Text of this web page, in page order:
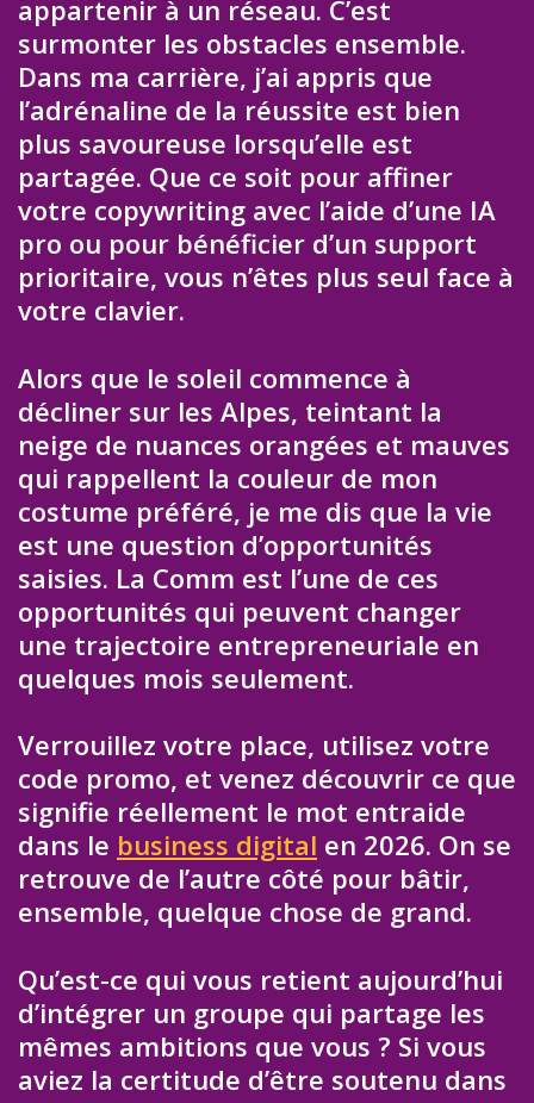
appartenir à un réseau. C’est
surmonter les obstacles ensemble.
Dans ma carrière, j’ai appris que
l’adrénaline de la réussite est bien
plus savoureuse lorsqu’elle est
partagée. Que ce soit pour affiner
votre copywriting avec l’aide d’une IA
pro ou pour bénéficier d’un support
prioritaire, vous n’êtes plus seul face à
votre clavier.
Alors que le soleil commence à
décliner sur les Alpes, teintant la
neige de nuances orangées et mauves
qui rappellent la couleur de mon
costume préféré, je me dis que la vie
est une question d’opportunités
saisies. La Comm est l’une de ces
opportunités qui peuvent changer
une trajectoire entrepreneuriale en
quelques mois seulement.
Verrouillez votre place, utilisez votre
code promo, et venez découvrir ce que
signifie réellement le mot entraide
dans le business digital en 2026. On se
retrouve de l’autre côté pour bâtir,
ensemble, quelque chose de grand.
Qu’est-ce qui vous retient aujourd’hui
d’intégrer un groupe qui partage les
mêmes ambitions que vous ? Si vous
aviez la certitude d’être soutenu dans